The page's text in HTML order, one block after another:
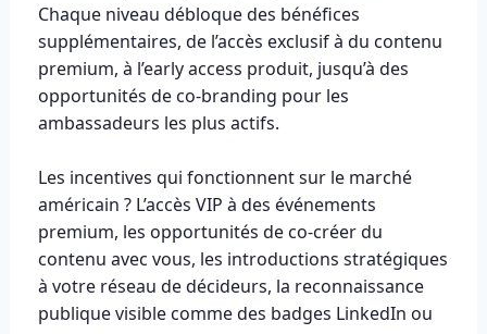
Chaque niveau débloque des bénéfices
supplémentaires, de l’accès exclusif à du contenu
premium, à l’early access produit, jusqu’à des
opportunités de co-branding pour les
ambassadeurs les plus actifs.
Les incentives qui fonctionnent sur le marché
américain ? L’accès VIP à des événements
premium, les opportunités de co-créer du
contenu avec vous, les introductions stratégiques
à votre réseau de décideurs, la reconnaissance
publique visible comme des badges LinkedIn ou